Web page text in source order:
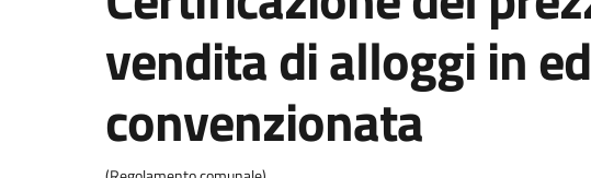
vendita di alloggi in
convenzionata